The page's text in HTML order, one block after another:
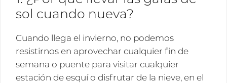
sol cuando nueva?
Cuando llega el invierno, no podemos
resistirnos en aprovechar cualquier fin de
semana o puente para visitar cualquier
estación de esquí o disfrutar de la nieve, en el